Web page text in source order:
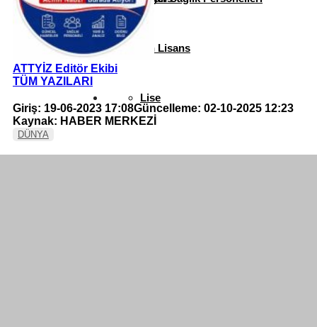
Ön Lisans
Lise
ATTYİZ Editör Ekibi
TÜM YAZILARI
Giriş: 19-06-2023 17:08Güncelleme: 02-10-2025 12:23
Kaynak: HABER MERKEZİ
DÜNYA